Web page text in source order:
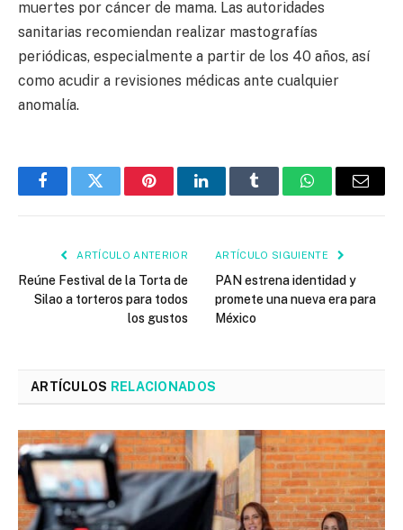
muertes por cáncer de mama. Las autoridades
sanitarias recomiendan realizar mastografías
periódicas, especialmente a partir de los 40 años, así
como acudir a revisiones médicas ante cualquier
anomalía.
FacebookTwitter PinterestLinkedInTumblr WhatsAppEmail
ARTÍCULO ANTERIOR
Reúne Festival de la Torta de
Silao a torteros para todos
los gustos
ARTÍCULO SIGUIENTE
PAN estrena identidad y
promete una nueva era para
México
ARTÍCULOS RELACIONADOS